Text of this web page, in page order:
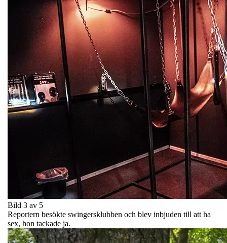
Bild 3 av 5
Reportern besökte swingersklubben och blev inbjuden till att ha
sex, hon tackade ja.